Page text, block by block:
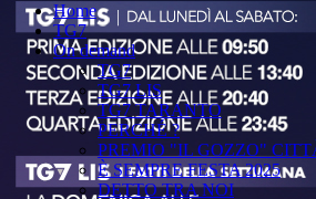
Home
TG7
On demand
TG7
TG7 LIS
TG7 TARANTO
PERCHÉ ?
PREMIO "IL GOZZO"
È SEMPRE FESTA 2025
DETTO TRA NOI